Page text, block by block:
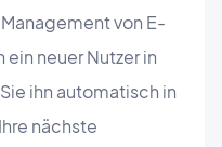
von E-
neuer Nutzer in
ihn automatisch in
nächste